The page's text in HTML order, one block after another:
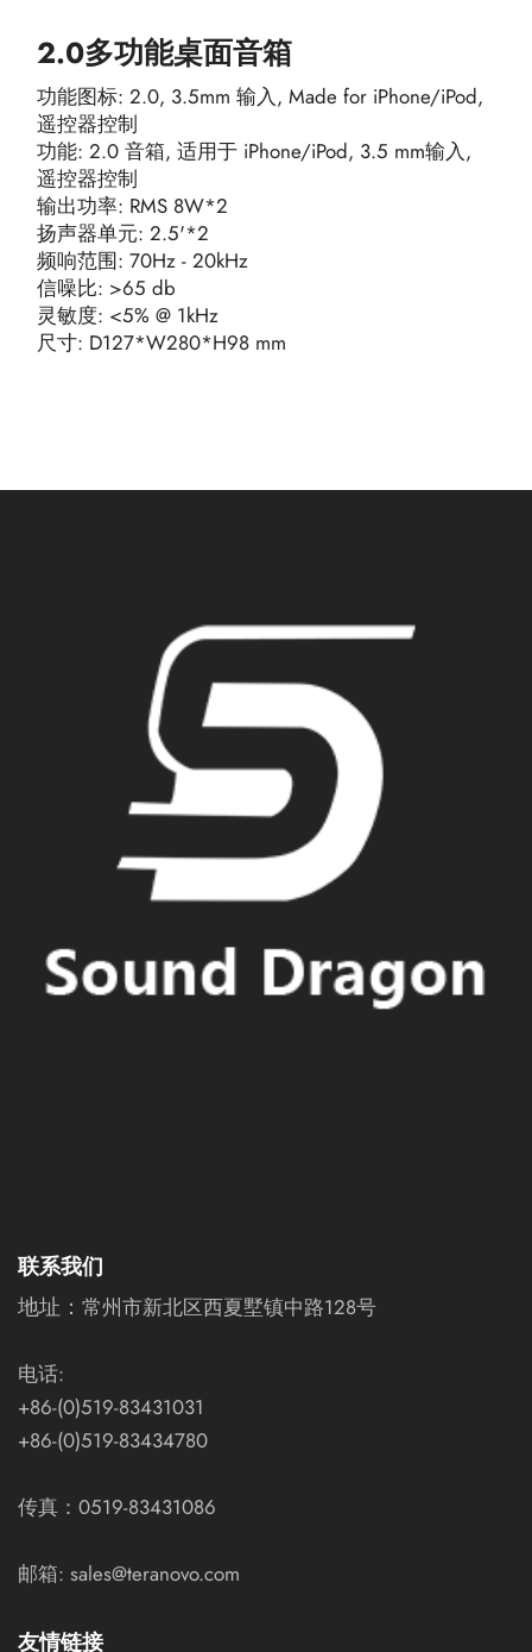
2.0多功能桌面音箱
功能图标: 2.0, 3.5mm 输入, Made for iPhone/iPod,
遥控器控制
功能: 2.0 音箱, 适用于 iPhone/iPod, 3.5 mm输入,
遥控器控制
输出功率: RMS 8W*2
扬声器单元: 2.5'*2
频响范围: 70Hz - 20kHz
信噪比: >65 db
灵敏度: <5% @ 1kHz
尺寸: D127*W280*H98 mm
联系我们
地址： 常州市新北区西夏墅镇中路128号
电话:
+86-(0)519-83431031
+86-(0)519-83434780
传真：0519-83431086
邮箱: sales@teranovo.com
友情链接